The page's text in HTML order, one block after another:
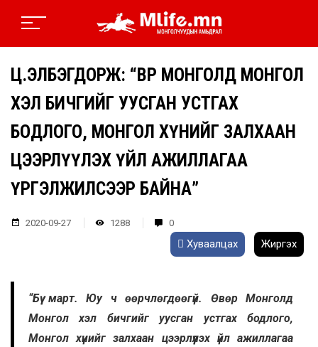
Ц.ЭЛБЭГДОРЖ: “ӨВӨР МОНГОЛД МОНГОЛ
ХЭЛ БИЧГИЙГ УУСГАН УСТГАХ
БОДЛОГО, МОНГОЛ ХҮНИЙГ ЗАЛХААН
ЦЭЭРЛҮҮЛЭХ ҮЙЛ АЖИЛЛАГАА
ҮРГЭЛЖИЛСЭЭР БАЙНА”
2020-09-27 1288 0
Хуваалцах Жиргэх
“Бүү март. Юу ч өөрчлөгдөөгүй. Өвөр Монголд
Монгол хэл бичгийг уусган устгах бодлого,
Монгол хүнийг залхаан цээрлүүлэх үйл ажиллагаа